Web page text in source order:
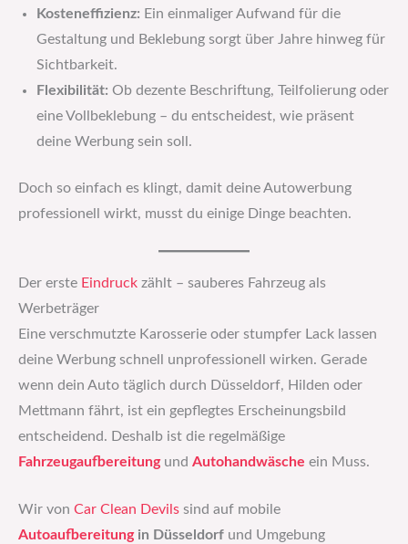
Kosteneffizienz: Ein einmaliger Aufwand für die
Gestaltung und Beklebung sorgt über Jahre hinweg für
Sichtbarkeit.
Flexibilität: Ob dezente Beschriftung, Teilfolierung oder
eine Vollbeklebung – du entscheidest, wie präsent
deine Werbung sein soll.
Doch so einfach es klingt, damit deine Autowerbung
professionell wirkt, musst du einige Dinge beachten.
Der erste Eindruck zählt – sauberes Fahrzeug als
Werbeträger
Eine verschmutzte Karosserie oder stumpfer Lack lassen
deine Werbung schnell unprofessionell wirken. Gerade
wenn dein Auto täglich durch Düsseldorf, Hilden oder
Mettmann fährt, ist ein gepflegtes Erscheinungsbild
entscheidend. Deshalb ist die regelmäßige
Fahrzeugaufbereitung und Autohandwäsche ein Muss.
Wir von Car Clean Devils sind auf mobile
Autoaufbereitungin Düsseldorf und Umgebung